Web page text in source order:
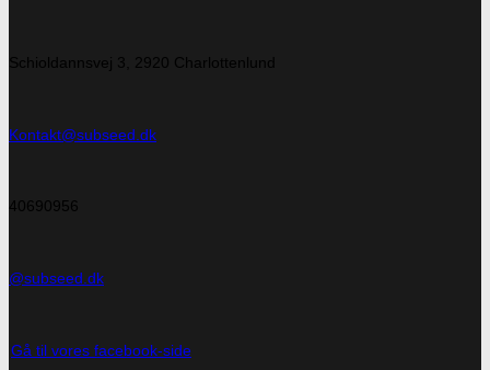
Schioldannsvej 3, 2920 Charlottenlund
Kontakt@subseed.dk
40690956
@subseed.dk
Gå til vores facebook-side